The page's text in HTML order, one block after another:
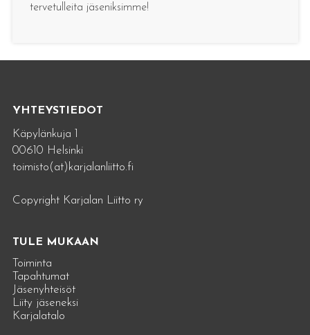
tervetulleita jäseniksimme!
YHTEYSTIEDOT
Käpylänkuja 1
00610 Helsinki
toimisto(at)karjalanliitto.fi
Copyright Karjalan Liitto ry
TULE MUKAAN
Toiminta
Tapahtumat
Jäsenyhteisöt
Liity jäseneksi
Karjalatalo